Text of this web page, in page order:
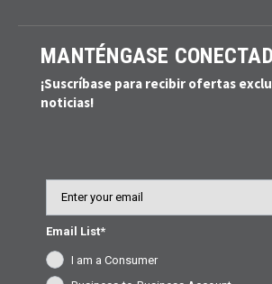
MANTÉNGASE
¡Suscríbase para recibir ofertas
noticias!
Email List*
I am a Consumer